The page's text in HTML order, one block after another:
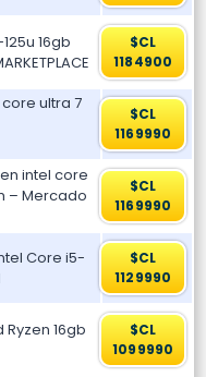
16gb
$CL
1184900
ultra 7
$CL
1169990
intel core
– Mercado
$CL
1169990
Core i5-
$CL
1129990
16gb
$CL
1099990